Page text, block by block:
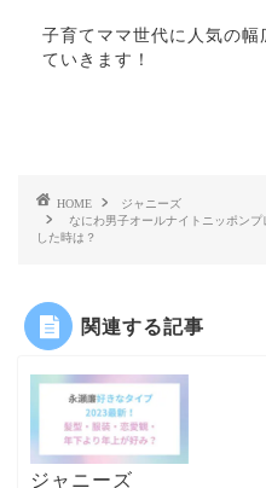
子育てママ世代に人気の
ていきます！
HOME
ジャニーズ
なにわ男子オールナイトニッポン
した時は？
関連する記事
ジャニーズ